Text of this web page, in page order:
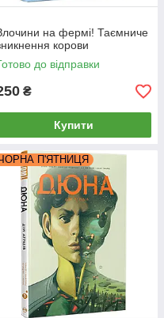
на фермі! Таємниче
корови
до відправки
₴
Купити
П'ЯТНИЦЯ